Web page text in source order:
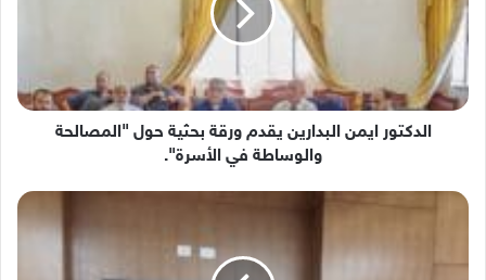
ورقة
بحثية
حول
"المصالحة
والوساطة
الدكتور ايمن البدارين يقدم ورقة بحثية حول "المصالحة
والوساطة في الأسرة".
محاضرة
البدارين